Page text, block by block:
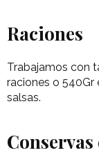
Raciones
Trabajamos con
raciones o 540Gr
salsas.